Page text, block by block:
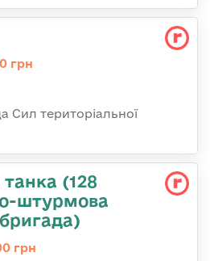
грн
Сил територіальної
(128
штурмова
грн